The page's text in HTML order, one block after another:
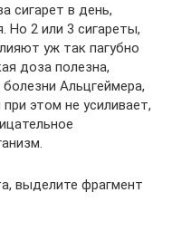
сигарет в день,
Но 2 или 3 сигареты,
уж так пагубно
доза полезна,
Альцгеймера,
этом не усиливает,
выделите фрагмент